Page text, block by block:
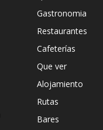
Gastronomia
Restaurantes
Cafeterías
Que ver
Alojamiento
Rutas
Bares